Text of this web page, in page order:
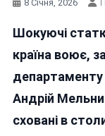
8 Січня, 2026
Шокуючі
країна воює,
Андрій
сховані в